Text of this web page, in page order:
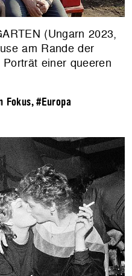
(Ungarn 2023,
am Rande der
einer queeren
Fokus,#Europa